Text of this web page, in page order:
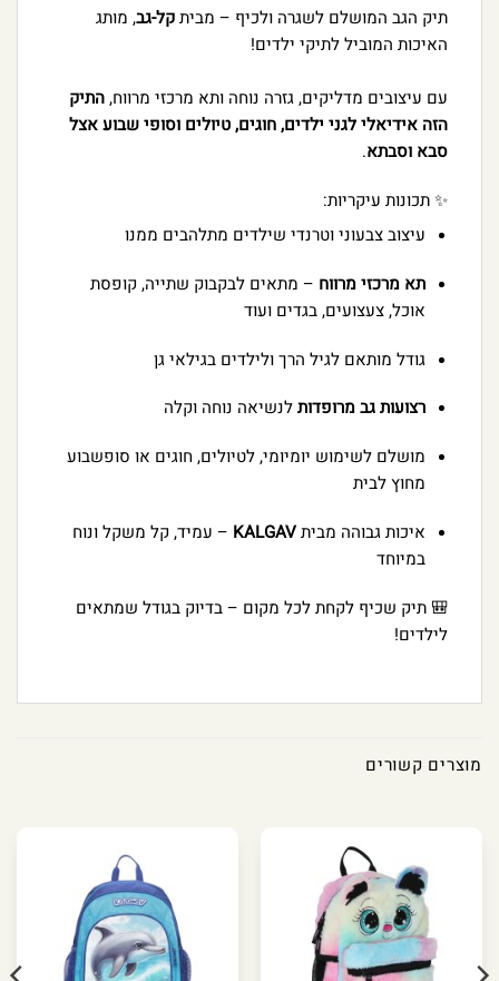
תיק הגב המושלם לשגרה ולכיף – מביתקל-גב, מותג
האיכות המוביל לתיקי ילדים!
עם עיצובים מדליקים, גזרה נוחה ותא מרכזי מרווח,התיק
הזה אידיאלי לגני ילדים, חוגים, טיולים וסופי שבוע אצל
סבא וסבתא.
✨ תכונות עיקריות:
עיצוב צבעוני וטרנדי שילדים מתלהבים ממנו
תא מרכזי מרווח – מתאים לבקבוק שתייה, קופסת
אוכל, צעצועים, בגדים ועוד
גודל מותאם לגיל הרך ולילדים בגילאי גן
רצועות גב מרופדותלנשיאה נוחה וקלה
מושלם לשימוש יומיומי, לטיולים, חוגים או סופשבוע
מחוץ לבית
איכות גבוהה מביתKALGAV – עמיד, קל משקל ונוח
במיוחד
🎒 תיק שכיף לקחת לכל מקום – בדיוק בגודל שמתאים
לילדים!
מוצרים קשורים